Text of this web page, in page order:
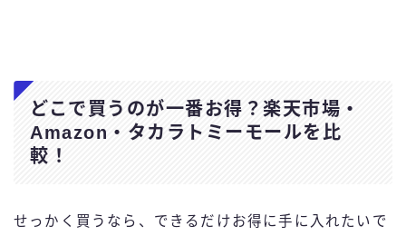
どこで買うのが一番お得？楽天市場・
Amazon・タカラトミーモールを比
較！
せっかく買うなら、できるだけお得に手に入れたいで